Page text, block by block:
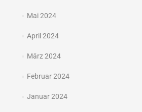
Mai 2024
April 2024
März 2024
Februar 2024
Januar 2024